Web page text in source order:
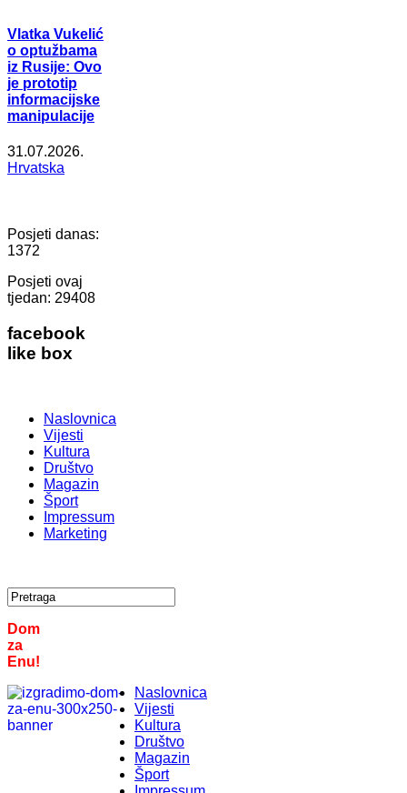
Vlatka Vukelić
o optužbama
iz Rusije: Ovo
je prototip
informacijske
manipulacije
31.07.2026.
Hrvatska
Posjeti danas:
1372
Posjeti ovaj
tjedan: 29408
facebook
like box
Naslovnica
Vijesti
Kultura
Društvo
Magazin
Šport
Impressum
Marketing
Dom
za
Enu!
Naslovnica
Vijesti
Kultura
Društvo
Magazin
Šport